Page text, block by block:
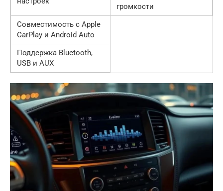
громкости
Совместимость с Apple
CarPlay и Android Auto
Поддержка Bluetooth,
USB и AUX